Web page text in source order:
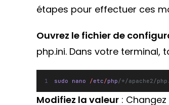
étapes pour effectuer ces
Ouvrez le fichier de
php.ini. Dans votre terminal,
sudo nano /etc/php/*/apache2/
Modifiez la valeur :